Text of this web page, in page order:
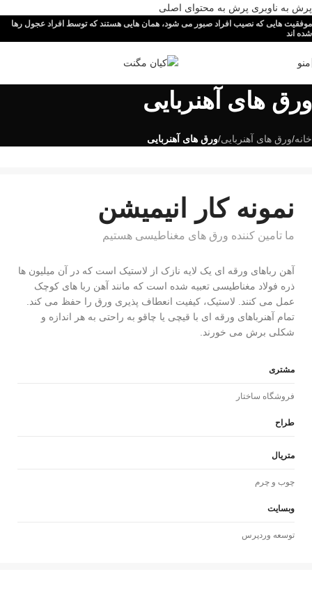
پرش به ناوبری پرش به محتوای اصلی
موفقیت هایی که نصیب افراد صبور می شود، همان هایی هستند که توسط افراد عجول رها
شده اند
منو
ورق های آهنربایی
خانه/ورق های آهنربایی/ورق های آهنربایی
نمونه کار انیمیشن
ما تامین کننده ورق های مغناطیسی هستیم
آهن رباهای ورقه ای یک لایه نازک از لاستیک است که در آن میلیون ها
ذره فولاد مغناطیسی تعبیه شده است که مانند آهن ربا های کوچک
عمل می کنند. لاستیک، کیفیت انعطاف پذیری ورق را حفظ می کند.
تمام آهنرباهای ورقه ای با قیچی یا چاقو به راحتی به هر اندازه و
شکلی برش می خورند.
مشتری
فروشگاه ساختار
طراح
متریال
چوب و چرم
وبسایت
توسعه وردپرس